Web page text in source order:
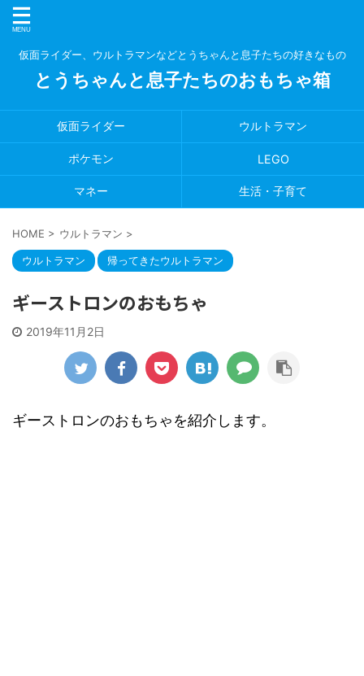
仮面ライダー、ウルトラマンなどとうちゃんと息子たちの好きなもの
とうちゃんと息子たちのおもちゃ箱
仮面ライダー ウルトラマン
ポケモン LEGO
マネー 生活・子育て
HOME > ウルトラマン >
ウルトラマン 帰ってきたウルトラマン
ギーストロンのおもちゃ
2019年11月2日
ギーストロンのおもちゃを紹介します。